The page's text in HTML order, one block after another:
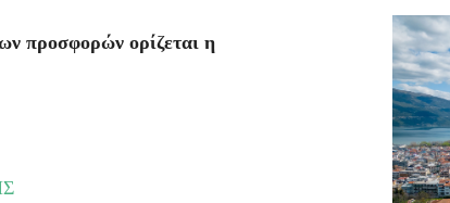
προσφορών ορίζεται η